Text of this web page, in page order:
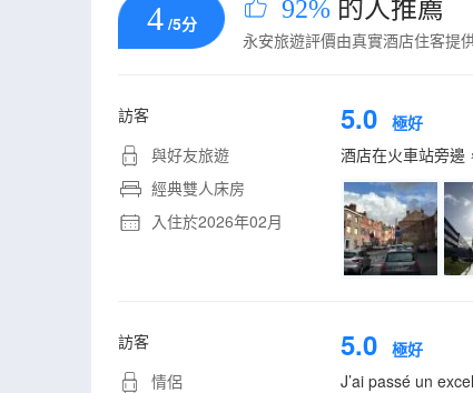
4 /5分 92% 的人推薦
永安旅遊評價由真實酒店住客提
訪客
與好友旅遊
經典雙人床房
入住於2026年02月
5.0 極好
酒店在火車站旁邊
訪客
情侶
5.0 極好
J’ai passé un